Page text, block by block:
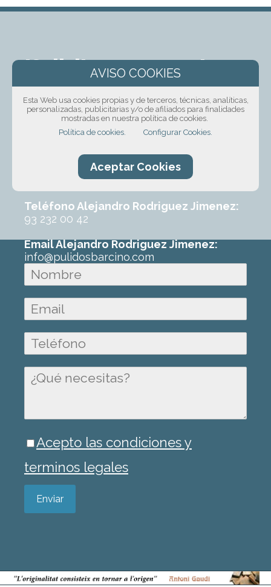
¡Solicita presupuesto
sin compromiso!
Ponte en contacto con nosotros mediante
nuestro formulario, por teléfono o correo
sobre el trabajo que requeres podremos
ofrecerte un primer presupuesto sin
ningún compromiso.
Teléfono Alejandro Rodriguez Jimenez:
93 232 00 42
Email Alejandro Rodriguez Jimenez:
info@pulidosbarcino.com
Acepto las condiciones y
terminos legales
Enviar
Esta Web usa cookies propias y de terceros, técnicas, analíticas,
personalizadas, publicitarias y/o de afiliados para finalidades
mostradas en nuestra política de cookies.
Política de cookies.
Configurar Cookies.
Aceptar Cookies